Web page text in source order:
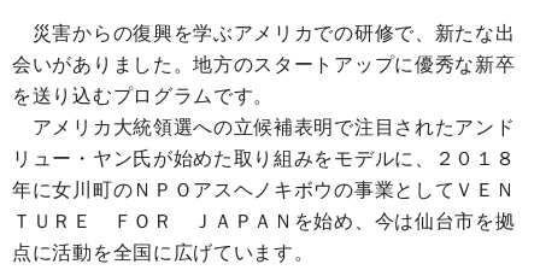
災害からの復興を学ぶアメリカでの研修で、新たな出
会いがありました。地方のスタートアップに優秀な新卒
を送り込むプログラムです。
アメリカ大統領選への立候補表明で注目されたアンド
リュー・ヤン氏が始めた取り組みをモデルに、２０１８
年に女川町のＮＰＯアスヘノキボウの事業としてＶＥＮ
ＴＵＲＥ ＦＯＲ ＪＡＰＡＮを始め、今は仙台市を拠
点に活動を全国に広げています。